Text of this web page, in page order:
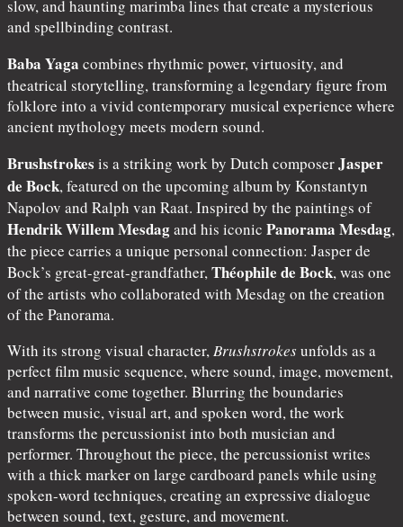
slow, and haunting marimba lines that create a mysterious
and spellbinding contrast.
Baba Yaga combines rhythmic power, virtuosity, and
theatrical storytelling, transforming a legendary figure from
folklore into a vivid contemporary musical experience where
ancient mythology meets modern sound.
Brushstrokes is a striking work by Dutch composerJasper
de Bock, featured on the upcoming album by Konstantyn
Napolov and Ralph van Raat. Inspired by the paintings of
Hendrik Willem Mesdagand his iconic Panorama Mesdag,
the piece carries a unique personal connection: Jasper de
Bock’s great-great-grandfather,Théophile de Bock, was one
of the artists who collaborated with Mesdag on the creation
of the Panorama.
With its strong visual character,Brushstrokesunfolds as a
perfect film music sequence, where sound, image, movement,
and narrative come together. Blurring the boundaries
between music, visual art, and spoken word, the work
transforms the percussionist into both musician and
performer. Throughout the piece, the percussionist writes
with a thick marker on large cardboard panels while using
spoken-word techniques, creating an expressive dialogue
between sound, text, gesture, and movement.